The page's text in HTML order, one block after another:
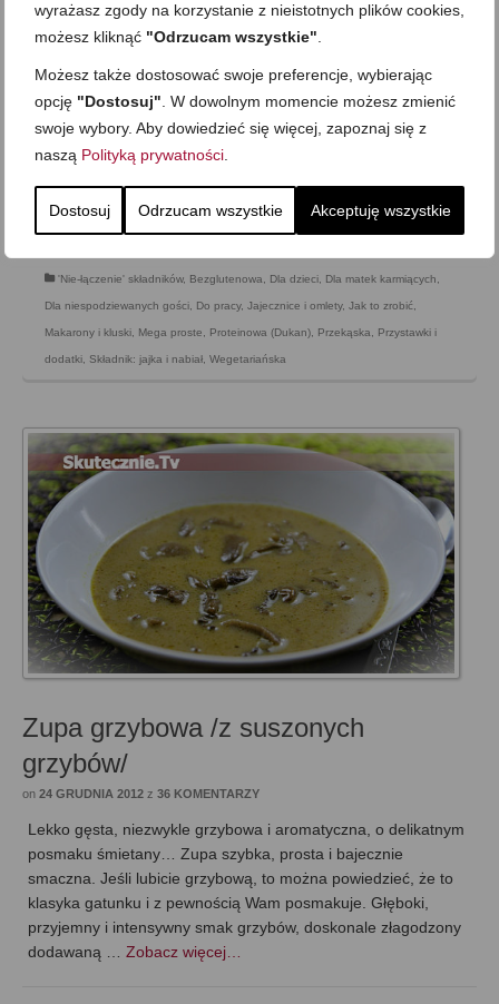
wyrażasz zgody na korzystanie z nieistotnych plików cookies,
możesz kliknąć "Odrzucam wszystkie"
Możesz także dostosować swoje preferencje, wybierając
opcję "Dostosuj" . W dowolnym momencie możesz zmienić
swoje wybory. Aby dowiedzieć się więcej, zapoznaj się z
naszą Polityką prywatności
Dostosuj Odrzucam wszystkie Akceptuję wszystkie
Makaron jajeczny -do zup, sałatek,
9 KOMENTARZY
Apetycznie żółte jajeczne nitki, które z powodzeniem imitują
makaron… Bardzo fajna sprawa do zup lub sałatek, bo taki
dodatek bardzo ładnie i ciekawie prezentuje się na talerzach:)
Lubię podawać go do zupy szczawiowej, szpinakowej lub
brokułowej, bo w zestawieniu z …Zobacz więcej…
'Nie-łączenie' składników, Bezglutenowa, Dla dzieci, Dla matek karmiących,
Dla niespodziewanych gości, Do pracy, Jajecznice i omlety, Jak to zrobić,
Makarony i kluski, Mega proste, Proteinowa (Dukan), Przekąska, Przystawki i
dodatki, Składnik: jajka i nabiał, Wegetariańska
Zupa grzybowa /z suszonych
grzybów/
on 24 GRUDNIA 2012 z 36 KOMENTARZY
Lekko gęsta, niezwykle grzybowa i aromatyczna, o delikatnym
posmaku śmietany… Zupa szybka, prosta i bajecznie
smaczna. Jeśli lubicie grzybową, to można powiedzieć, że to
klasyka gatunku i z pewnością Wam posmakuje. Głęboki,
przyjemny i intensywny smak grzybów, doskonale złagodzony
dodawaną … Zobacz więcej…